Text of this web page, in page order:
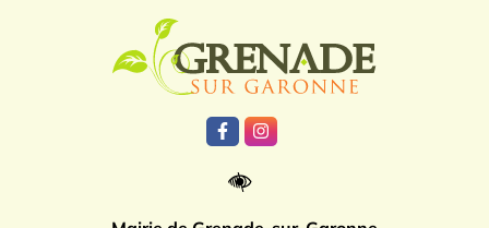
Lien vers le compte Facebook
Lien vers le compte